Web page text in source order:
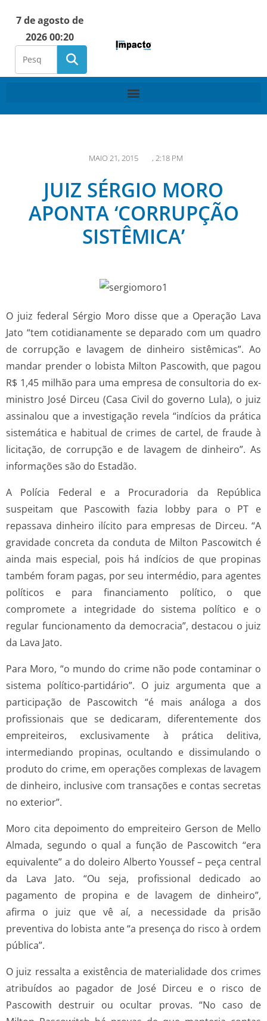
7 de agosto de
2026 00:20
MAIO 21, 2015 , 2:18 PM
JUIZ SÉRGIO MORO
APONTA ‘CORRUPÇÃO
SISTÊMICA’
O juiz federal Sérgio Moro disse que a Operação Lava
Jato “tem cotidianamente se deparado com um quadro
de corrupção e lavagem de dinheiro sistêmicas”. Ao
mandar prender o lobista Milton Pascowith, que pagou
R$ 1,45 milhão para uma empresa de consultoria do ex-
ministro José Dirceu (Casa Civil do governo Lula), o juiz
assinalou que a investigação revela “indícios da prática
sistemática e habitual de crimes de cartel, de fraude à
licitação, de corrupção e de lavagem de dinheiro”. As
informações são do Estadão.
A Polícia Federal e a Procuradoria da República
suspeitam que Pascowith fazia lobby para o PT e
repassava dinheiro ilícito para empresas de Dirceu. “A
gravidade concreta da conduta de Milton Pascowitch é
ainda mais especial, pois há indícios de que propinas
também foram pagas, por seu intermédio, para agentes
políticos e para financiamento político, o que
compromete a integridade do sistema político e o
regular funcionamento da democracia”, destacou o juiz
da Lava Jato.
Para Moro, “o mundo do crime não pode contaminar o
sistema político-partidário”. O juiz argumenta que a
participação de Pascowitch “é mais análoga a dos
profissionais que se dedicaram, diferentemente dos
empreiteiros, exclusivamente à prática delitiva,
intermediando propinas, ocultando e dissimulando o
produto do crime, em operações complexas de lavagem
de dinheiro, inclusive com transações e contas secretas
no exterior”.
Moro cita depoimento do empreiteiro Gerson de Mello
Almada, segundo o qual a função de Pascowitch “era
equivalente” a do doleiro Alberto Youssef – peça central
da Lava Jato. “Ou seja, profissional dedicado ao
pagamento de propina e de lavagem de dinheiro”,
afirma o juiz que vê aí, a necessidade da prisão
preventiva do lobista ante “a presença do risco à ordem
pública”.
O juiz ressalta a existência de materialidade dos crimes
atribuídos ao pagador de José Dirceu e o risco de
Pascowith destruir ou ocultar provas. “No caso de